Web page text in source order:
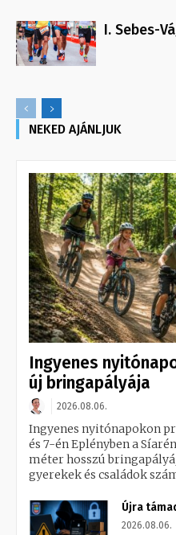
I. Sebes-
NEKED AJÁNLJUK
Ingyenes
új bringapályája
2026.08.06.
Ingyenes nyitónapokon
és 7-én Eplényben a
méter hosszú
gyerekek és családok
Újra
2026.08.06.